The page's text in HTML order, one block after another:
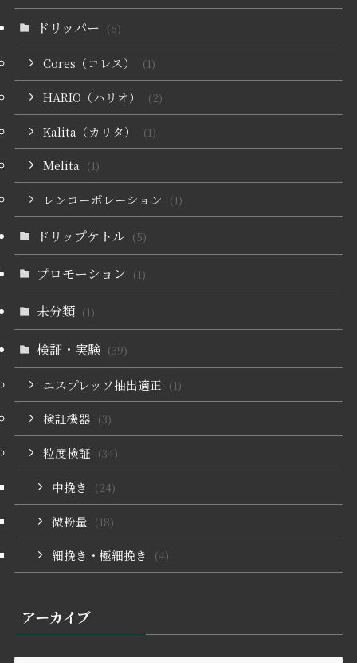
ドリッパー (6)
Cores（コレス） (1)
HARIO（ハリオ） (2)
Kalita（カリタ） (1)
Melita (1)
レンコーポレーション (1)
ドリップケトル (5)
プロモーション (1)
未分類 (1)
検証・実験 (39)
エスプレッソ抽出適正 (1)
検証機器 (3)
粒度検証 (34)
中挽き (24)
微粉量 (18)
細挽き・極細挽き (4)
アーカイブ